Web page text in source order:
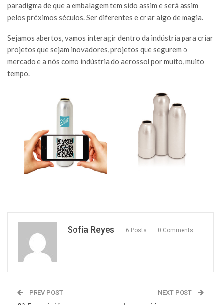
paradigma de que a embalagem tem sido assim e será assim
pelos próximos séculos. Ser diferentes e criar algo de magia.
Sejamos abertos, vamos interagir dentro da indústria para criar
projetos que sejam inovadores, projetos que segurem o
mercado e a nós como indústria do aerossol por muito, muito
tempo.
Sofía Reyes 6 Posts 0 Comments
PREV POST NEXT POST